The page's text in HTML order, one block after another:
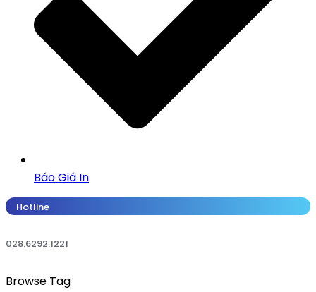
Báo Giá In
Hotline
028.6292.1221
Browse Tag